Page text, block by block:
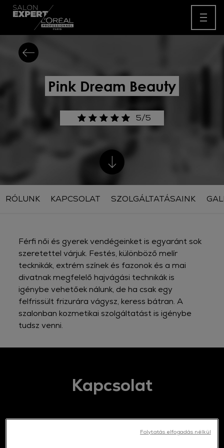
Pink Dream Beauty
5/5
RÓLUNK KAPCSOLAT SZOLGÁLTATÁSAINK
Férfi női és gyerek vendégeinket is egyaránt sok
szeretettel várjuk. Festés, különböző melír
tecknikák, extrém színek és fazonok és a mai
divatnak megfelelő hajvágási technikák is
igénybe vehetőek nálunk, de ha csak egy
felfrissült frizurára vágysz, keress bátran. A
szalonban kozmetikai szolgáltatást is igénybe
tudsz venni.
Kapcsolat
Folytatás elfogadás nélkül